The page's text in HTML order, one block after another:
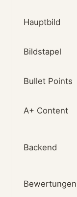
Hauptbild
Bildstapel
Bullet Points
A+ Content
Backend
Bewertungen